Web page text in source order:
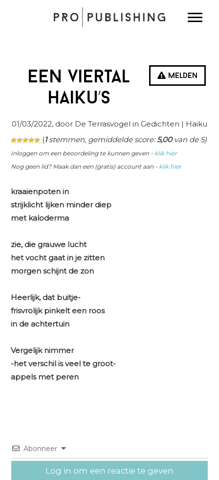
Melden
Een viertal
haiku’s
01/03/2022, door De Terrasvogel in Gedichten | Haiku
(1stemmen, gemiddelde score:5,00van de 5)
Inloggen om een beoordeling te kunnen geven - klik hier
Nog geen lid? Maak dan een (gratis) account aan - klik hier
kraaienpoten in
strijklicht lijken minder diep
met kaloderma
zie, die grauwe lucht
het vocht gaat in je zitten
morgen schijnt de zon
Heerlijk, dat buitje-
frisvrolijk pinkelt een roos
in de achtertuin
Vergelijk nimmer
-het verschil is veel te groot-
appels met peren
Abonneer
Log in om een reactie te geven